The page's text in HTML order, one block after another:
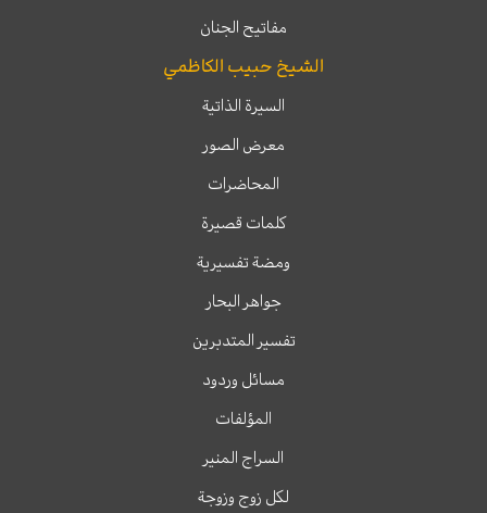
مفاتيح الجنان
الشيخ حبيب الكاظمي
السيرة الذاتية
معرض الصور
المحاضرات
كلمات قصيرة
ومضة تفسيرية
جواهر البحار
تفسير المتدبرين
مسائل وردود
المؤلفات
السراج المنير
لكل زوج وزوجة